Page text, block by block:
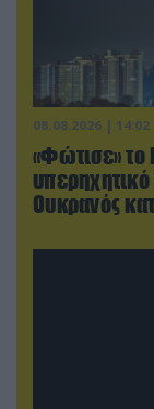
08.08.2026 | 14:02
«Φώτισε» το
Ουκρανός